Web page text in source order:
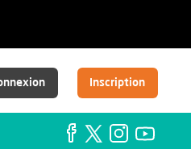
Inscription